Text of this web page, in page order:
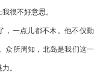
很不好意思。
一点儿都不木。他不仅勤
众所周知，北岛是我们这一
。